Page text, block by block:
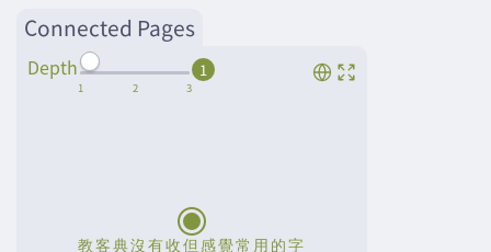
Connected Pages
Depth 1